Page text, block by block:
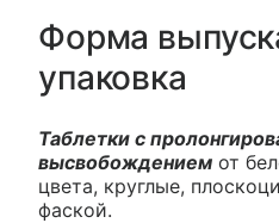
Форма
упаковка
Таблетки с
высвобождением от
цвета, круглые,
фаской.